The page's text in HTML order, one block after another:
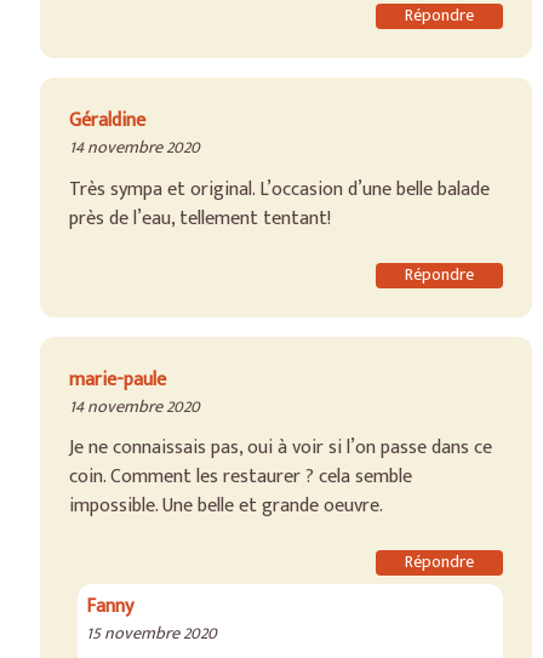
Répondre
Géraldine
14 novembre 2020
Très sympa et original. L’occasion d’une belle balade
près de l’eau, tellement tentant!
Répondre
marie-paule
14 novembre 2020
Je ne connaissais pas, oui à voir si l’on passe dans ce
coin. Comment les restaurer ? cela semble
impossible. Une belle et grande oeuvre.
Répondre
Fanny
15 novembre 2020